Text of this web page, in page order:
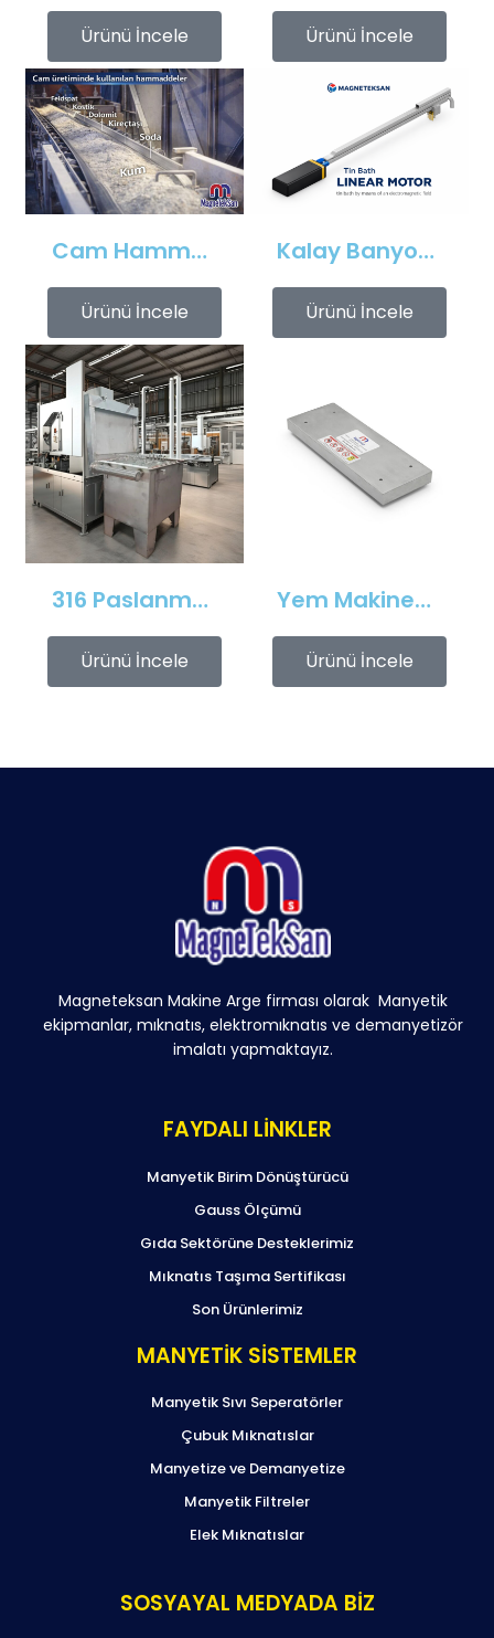
Ürünü İncele Ürünü İncele
Cam Hammadde Sektörü İçin Askı Tipi Neodimyum Plaka Mıknatıs | Yüksek Gauss Manyetik Separatör
Ürünü İncele
Kalay Banyosunda Lineer Elektromıknatıs: Sıcaklık Homojenliği ve Oksit Temizleme
Ürünü İncele
316 Paslanmaz 1m³ Elektroliz Hücresi | 7 Katot 8 Anot Altın Gümüş Rafinasyon Sistemi
Ürünü İncele
Yem Makinesi Çıkışı İçin Metal Ayırıcı Plaka Mıknatıs
Ürünü İncele
Magneteksan Makine Arge firması olarak Manyetik
ekipmanlar, mıknatıs, elektromıknatıs ve demanyetizör
imalatı yapmaktayız.
FAYDALI LİNKLER
Manyetik Birim Dönüştürücü
Gauss Ölçümü
Gıda Sektörüne Desteklerimiz
Mıknatıs Taşıma Sertifikası
Son Ürünlerimiz
MANYETİK SİSTEMLER
Manyetik Sıvı Seperatörler
Çubuk Mıknatıslar
Manyetize ve Demanyetize
Manyetik Filtreler
Elek Mıknatıslar
SOSYAYAL MEDYADA BİZ